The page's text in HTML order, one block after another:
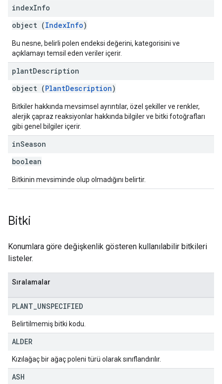
indexInfo
object (IndexInfo)
Bu nesne, belirli polen endeksi değerini, kategorisini ve
açıklamayı temsil eden veriler içerir.
plantDescription
object (PlantDescription)
Bitkiler hakkında mevsimsel ayrıntılar, özel şekiller ve renkler,
alerjik çapraz reaksiyonlar hakkında bilgiler ve bitki fotoğrafları
gibi genel bilgiler içerir.
inSeason
boolean
Bitkinin mevsiminde olup olmadığını belirtir.
Bitki
Konumlara göre değişkenlik gösteren kullanılabilir bitkileri
listeler.
Sıralamalar
PLANT UNSPECIFIED
Belirtilmemiş bitki kodu.
ALDER
Kızılağaç bir ağaç poleni türü olarak sınıflandırılır.
ASH